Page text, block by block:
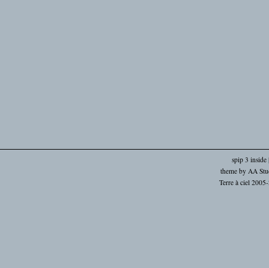
spip 3 inside
theme by AA
Terre à ciel